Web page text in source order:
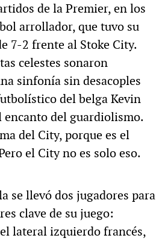
de la Premier, en los
arrollador, que tuvo su
7-2 frente al Stoke City.
celestes sonaron
sinfonía sin desacoples
del belga Kevin
encanto del guardiolismo.
del City, porque es el
el City no es solo eso.
se llevó dos jugadores para
clave de su juego:
lateral izquierdo francés,